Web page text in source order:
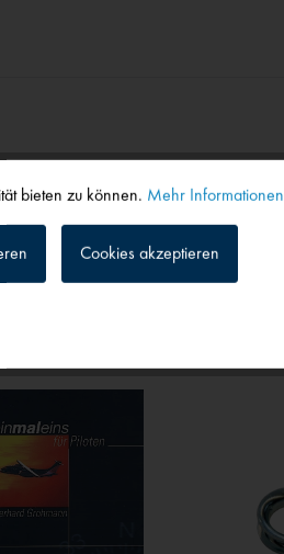
Inaktiv
bieten zu können. Mehr Informationen
Cookies akzeptieren